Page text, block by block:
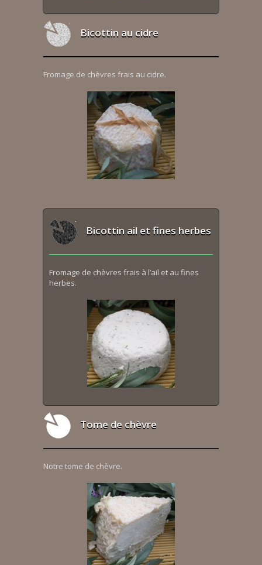
Bicottin au cidre
Fromage de chèvres frais au cidre.
Bicottin ail et fines herbes
Fromage de chèvres frais à l’ail et au fines
herbes.
Tome de chèvre
Notre tome de chèvre.